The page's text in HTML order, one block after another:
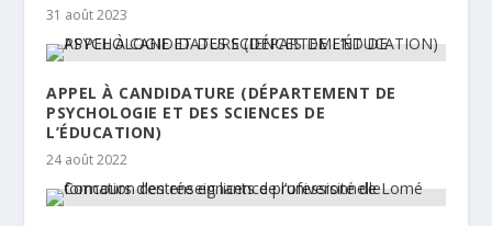
31 août 2023
APPEL À CANDIDATURE (DÉPARTEMENT DE
PSYCHOLOGIE ET DES SCIENCES DE
L’ÉDUCATION)
24 août 2022